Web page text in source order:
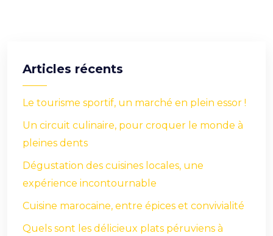
Articles récents
Le tourisme sportif, un marché en plein essor !
Un circuit culinaire, pour croquer le monde à
pleines dents
Dégustation des cuisines locales, une
expérience incontournable
Cuisine marocaine, entre épices et convivialité
Quels sont les délicieux plats péruviens à